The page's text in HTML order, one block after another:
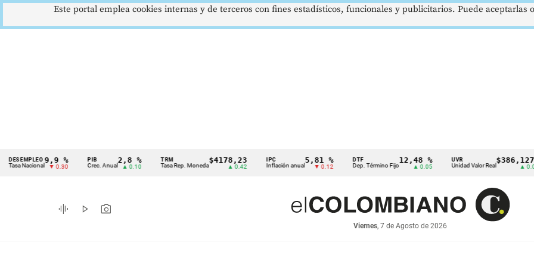
Cintillo
indicadores
económicos
9,9 %
▼ 0.30
PIB
Crec. Anual
2,8 %
▲ 0.10
TRM
Tasa Rep. Moneda
$4178,23
▲ 0.42
IPC
Inflación anual
5,81 %
▼ 0.12
DTF
Dep. Término Fijo
12,48 %
▲ 0.05
UVR
Unidad Valor Real
$386,1273
▲ 0.03
graphic_eq play_arrow photo_camera
Viernes, 7 de Agosto de 2026
Este portal emplea cookies internas y de terceros con fines estadísticos, funcionales y publicitarios. Puede aceptarlas